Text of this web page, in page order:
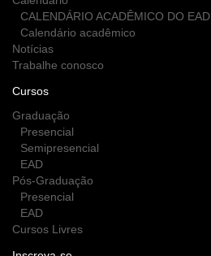
CALENDÁRIO ACADÊMICO DO EAD
Calendário acadêmico
Notícias
Trabalhe conosco
Cursos
Graduação
Presencial
Semipresencial
EAD
Pós-Graduação
Presencial
EAD
Cursos Livres